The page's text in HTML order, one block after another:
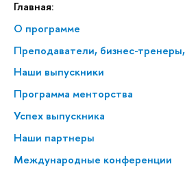
Главная:
О программе
Преподаватели, бизнес-
Наши выпускники
Программа менторства
Успех выпускника
Наши партнеры
Международные конференции